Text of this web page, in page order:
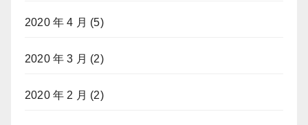
2020 年 4 月 (5)
2020 年 3 月 (2)
2020 年 2 月 (2)